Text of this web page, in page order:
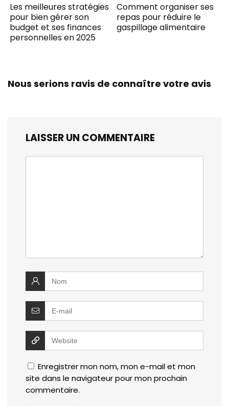
Les meilleures stratégies
pour bien gérer son
budget et ses finances
personnelles en 2025
Comment organiser ses
repas pour réduire le
gaspillage alimentaire
Nous serions ravis de connaître votre avis
LAISSER UN COMMENTAIRE
Enregistrer mon nom, mon e-mail et mon
site dans le navigateur pour mon prochain
commentaire.